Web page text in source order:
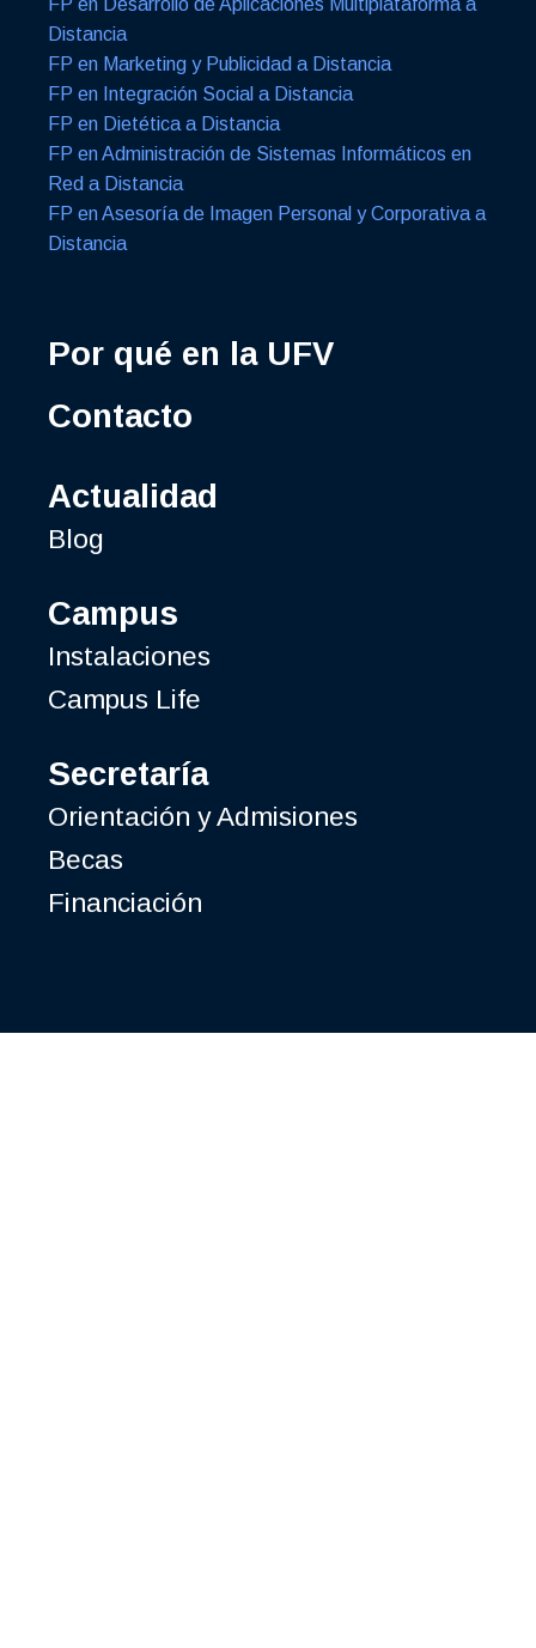
Distancia
FP en Marketing y Publicidad a Distancia
FP en Integración Social a Distancia
FP en Dietética a Distancia
FP en Administración de Sistemas Informáticos en
Red a Distancia
FP en Asesoría de Imagen Personal y Corporativa a
Distancia
Por qué en la UFV
Contacto
Actualidad
Blog
Campus
Instalaciones
Campus Life
Secretaría
Orientación y Admisiones
Becas
Financiación